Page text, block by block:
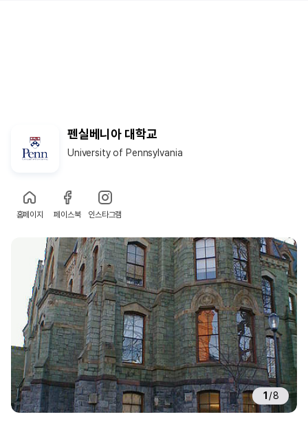
펜실베니아 대학교
University of Pennsylvania
홈페이지 페이스북 인스타그램
1 /8